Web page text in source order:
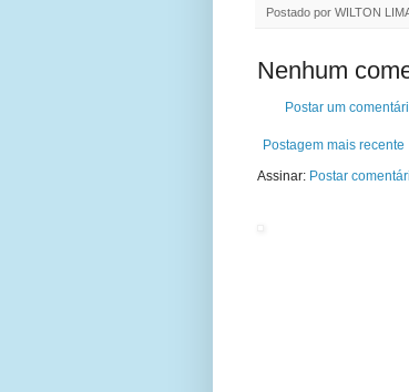
Postado por WILTON
Nenhum
Postar um
Postagem mais recente
Assinar: Postar